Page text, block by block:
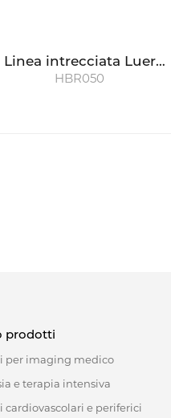
Linea intrecciata Luer
rotante 50cm
HBR050
prodotti
per imaging medico
e terapia intensiva
cardiovascolari e periferici